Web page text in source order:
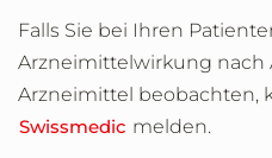
Falls Sie bei Ihren
Arzneimittelwirkung
Arzneimittel beobachten,
Swissmedic melden.